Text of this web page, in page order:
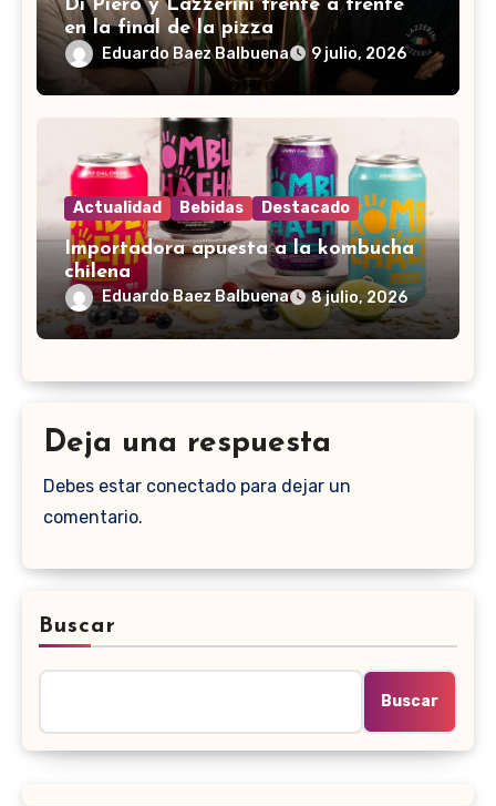
Di Piero y Lazzerini frente a frente
en la final de la pizza
Eduardo Baez Balbuena 9 julio, 2026
Actualidad Bebidas Destacado
Importadora apuesta a la kombucha
chilena
Eduardo Baez Balbuena 8 julio, 2026
Deja una respuesta
Debes estar conectado para dejar un
comentario.
Buscar
Buscar